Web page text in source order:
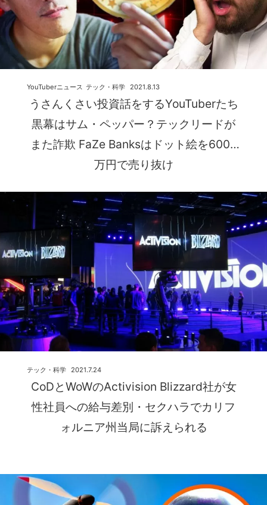
うさんくさい投資話をするYouTuberたち
黒幕はサム・ペッパー？テックリードが
また詐欺 FaZe Banksはドット絵を6000
万円で売り抜け
2021.8.13
YouTuberニュース テック・科学
CoDとWoWのActivision Blizzard社が女
性社員への給与差別・セクハラでカリフ
ォルニア州当局に訴えられる
2021.7.24
テック・科学